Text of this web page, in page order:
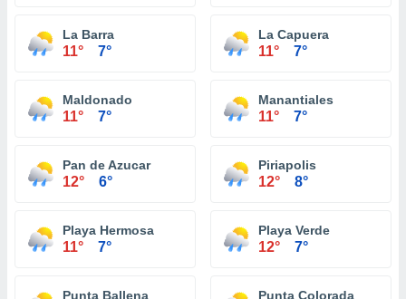
La Barra
11° 7°
La Capuera
11° 7°
Maldonado
11° 7°
Manantiales
11° 7°
Pan de Azucar
12° 6°
Piriapolis
12° 8°
Playa Hermosa
11° 7°
Playa Verde
12° 7°
Punta Ballena Punta Colorada